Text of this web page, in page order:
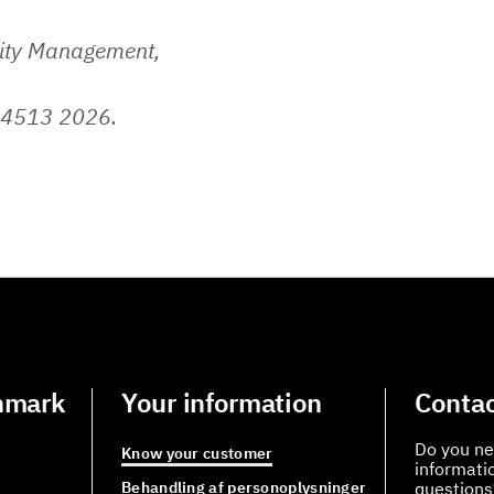
Management,
2026.
Your information
Know your customer
Behandling af personoplysninger
Do you